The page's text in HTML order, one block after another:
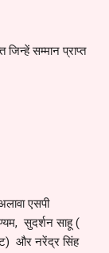
जिन्हें सम्मान प्राप्त
एसपी
सुदर्शन साहू (
और नरेंद्र सिंह